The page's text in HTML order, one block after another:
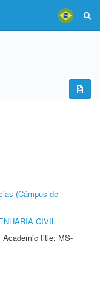
(Câmpus de
CIVIL
Academic title: MS-